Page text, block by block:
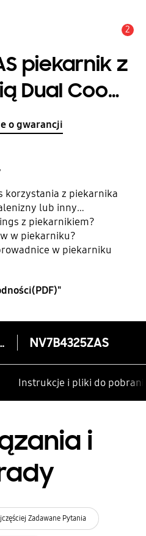
2
piekarnik z
Dual Cook
Wifi
o gwarancji
korzystania z piekarnika
lub inny
z piekarnikiem?
w piekarniku?
w piekarniku
Dual Cook Flex, Wifi NV7B4325ZAS
Instrukcje i pliki do
i
Zadawane Pytania